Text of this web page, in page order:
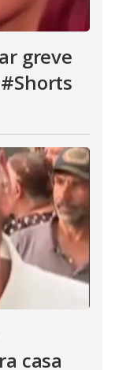
greve
casa